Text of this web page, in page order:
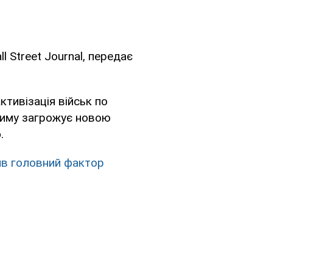
Street Journal, передає
військ по
загрожує новою
головний фактор